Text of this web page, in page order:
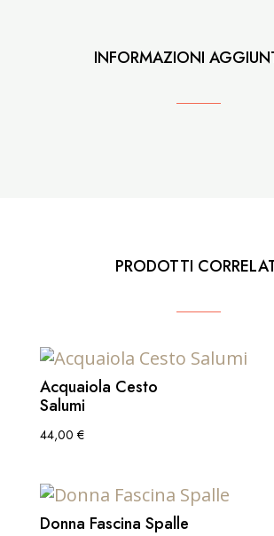
INFORMAZIONI
PRODOTTI
Acquaiola Cesto
Salumi
44,00 €
Donna Fascina Spalle